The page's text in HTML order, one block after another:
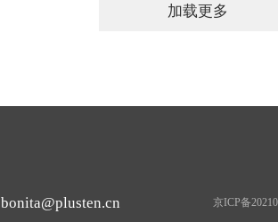
加载更多
bonita@plusten.cn 京ICP备